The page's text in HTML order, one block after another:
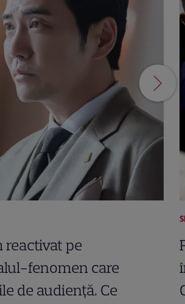
pe
fenomen care
de audiență. Ce